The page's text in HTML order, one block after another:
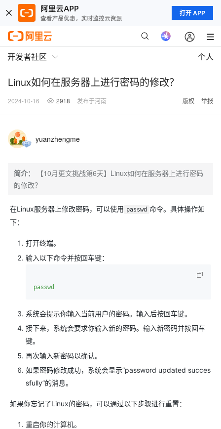
打开 APP
开发者社区 个人
Linux如何在服务器上进行密码的修改？
2024-10-16 2918 发布于河南 版权 举报
yuanzhengme
简介：
【10月更文挑战第6天】Linux如何在服务器上进行密码
的修改？
在Linux服务器上修改密码，可以使用 passwd 命令。具体操作如
下：
打开终端。
输入以下命令并按回车键：
passwd
系统会提示你输入当前用户的密码。输入后按回车键。
接下来，系统会要求你输入新的密码。输入新密码并按回车
键。
再次输入新密码以确认。
如果密码修改成功，系统会显示“password updated succes
sfully”的消息。
如果你忘记了Linux的密码，可以通过以下步骤进行重置：
重启你的计算机。